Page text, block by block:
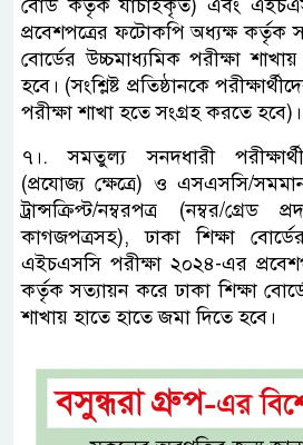
বোর্ড কর্তৃক যাচাইকৃত) এবং
প্রবেশপত্রের ফটোকপি অধ্যক্ষ কর্তৃক
বোর্ডের উচ্চমাধ্যমিক পরীক্ষা
হবে। (সংশ্লিষ্ট প্রতিষ্ঠানকে
পরীক্ষা শাখা হতে সংগ্রহ করতে হবে)।
৭।. সমতুল্য সনদধারী
(প্রযোজ্য ক্ষেত্রে) ও এসএসসি/
ট্রান্সক্রিপ্ট/নম্বরপত্র (নম্বর/গ্রেড
কাগজপত্রসহ), ঢাকা শিক্ষা
এইচএসসি পরীক্ষা ২০২৪-এর
কর্তৃক সত্যায়ন করে ঢাকা শিক্ষা
শাখায় হাতে হাতে জমা দিতে হবে।